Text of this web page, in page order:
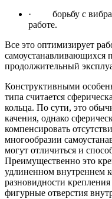
· борьбу с
работе.
Все это оптимизирует
самоустанавливающихся
продолжительный
Конструктивными
типа считается
кольца. По сути, это
качения, однако
компенсировать
многообразии
могут отличиться и
Преимущественно это
удлиненном внутреннем
разновидности
фигурные отверстия